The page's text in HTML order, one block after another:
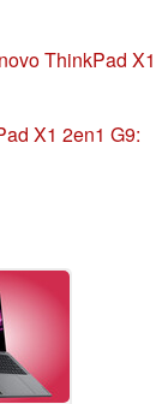
ThinkPad X1
X1 2en1 G9: